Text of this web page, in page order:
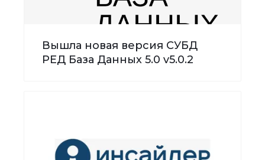
Вышла новая версия СУБД
РЕД База Данных 5.0 v5.0.2